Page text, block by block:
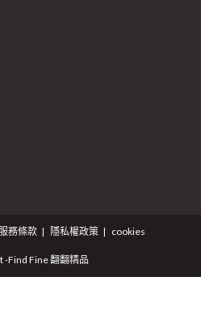
務條款 隱私權政策 cookies
-Find Fine 翻翻精品